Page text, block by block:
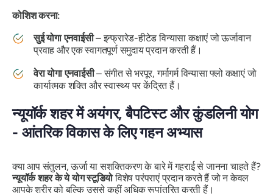
कोशिश करना:
सुई योगा एनवाईसी– इन्फ्रारेड-हीटेड विन्यासा कक्षाएं जो ऊर्जावान
प्रवाह और एक स्वागतपूर्ण समुदाय प्रदान करती हैं।
वेरा योगा एनवाईसी– संगीत से भरपूर, गर्मागर्म विन्यासा फ्लो कक्षाएं जो
कार्यात्मक शक्ति और स्वास्थ्य पर केंद्रित हैं।
न्यूयॉर्क शहर में अयंगर, बैपटिस्ट और कुंडलिनी योग
- आंतरिक विकास के लिए गहन अभ्यास
क्या आप संतुलन, ऊर्जा या सशक्तिकरण के बारे में गहराई से जानना चाहते हैं?
न्यूयॉर्क शहर के ये योग स्टूडियोविशेष परंपराएं प्रदान करते हैं जो न केवल
आपके शरीर को बल्कि उससे कहीं अधिक रूपांतरित करती हैं।